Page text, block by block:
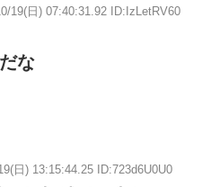
19(日) 07:40:31.92 ID:IzLetRV60
な
日) 13:15:44.25 ID:723d6U0U0